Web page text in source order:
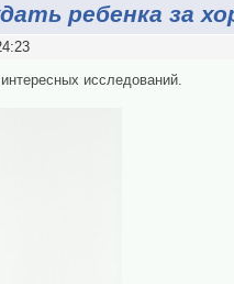
ребенка за
исследований.